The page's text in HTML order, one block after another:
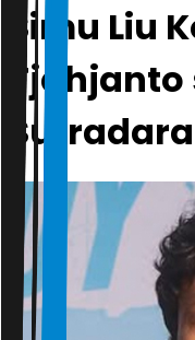
Simu Liu
Sutradara